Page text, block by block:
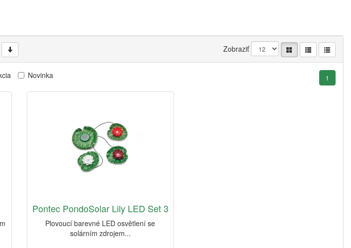
Zobraziť
Novinka 1
Pontec PondoSolar Lily LED Set 3
Plovoucí barevné LED osvětlení se
solárním zdrojem...